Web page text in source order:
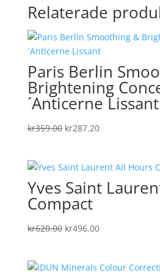
Relaterade
Paris Berlin
Brightening
´Anticerne Lissant
kr359.00 Det
var:
kr359.00.
kr287.20Det
är:
kr287.20.
Yves Saint
Compact
kr620.00 Det
var:
kr496.00Det
är: